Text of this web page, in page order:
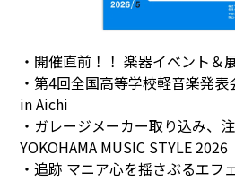
・開催直前！！ 楽器イベント＆
・第4回全国高等学校軽音楽発
in Aichi
・ガレージメーカー取り込み、
YOKOHAMA MUSIC STYLE 2026
・追跡 マニア心を揺さぶるエフ